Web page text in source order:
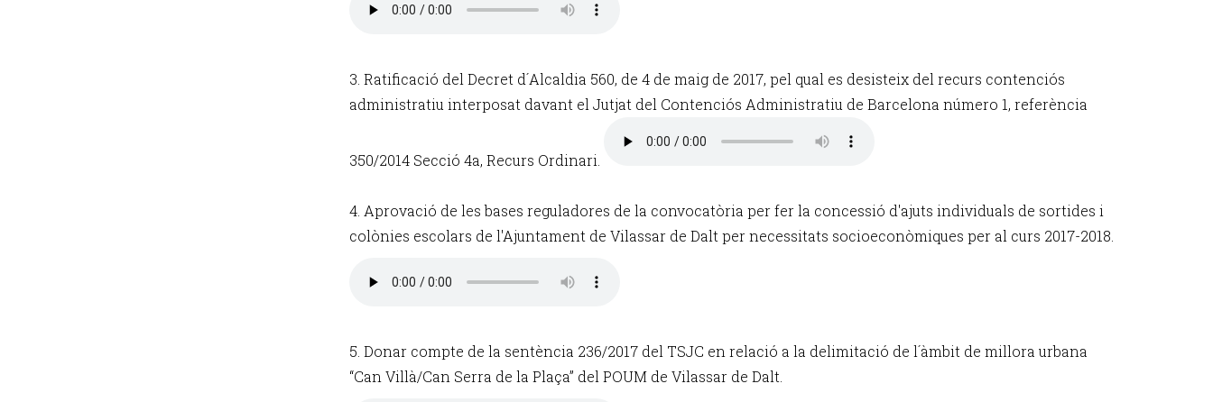
3. Ratificació del Decret d´Alcaldia 560, de 4 de maig de 2017, pel qual es desisteix del recurs contenciós
administratiu interposat davant el Jutjat del Contenciós Administratiu de Barcelona número 1, referència
350/2014 Secció 4a, Recurs Ordinari.
4. Aprovació de les bases reguladores de la convocatòria per fer la concessió d'ajuts individuals de sortides i
colònies escolars de l'Ajuntament de Vilassar de Dalt per necessitats socioeconòmiques per al curs 2017-2018.
5. Donar compte de la sentència 236/2017 del TSJC en relació a la delimitació de l´àmbit de millora urbana
“Can Villà/Can Serra de la Plaça” del POUM de Vilassar de Dalt.